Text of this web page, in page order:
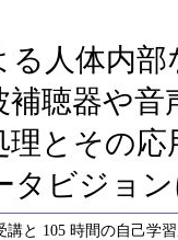
る人体内
補聴器や
理とその
タビジョ
と 105 時間の自己学